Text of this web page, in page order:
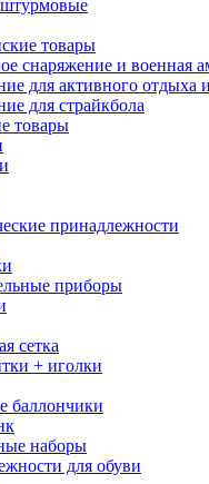
товары
снаряжение и военная
для активного отдыха
для страйкбола
товары
принадлежности
приборы
сетка
+ иголки
баллончики
наборы
для обуви